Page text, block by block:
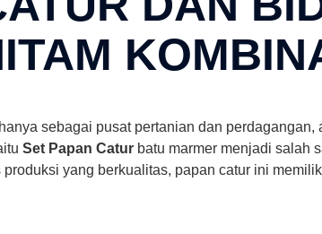
sebagai pusat pertanian dan
Set Papan Catur batu marmer menjadi salah
yang berkualitas, papan catur ini